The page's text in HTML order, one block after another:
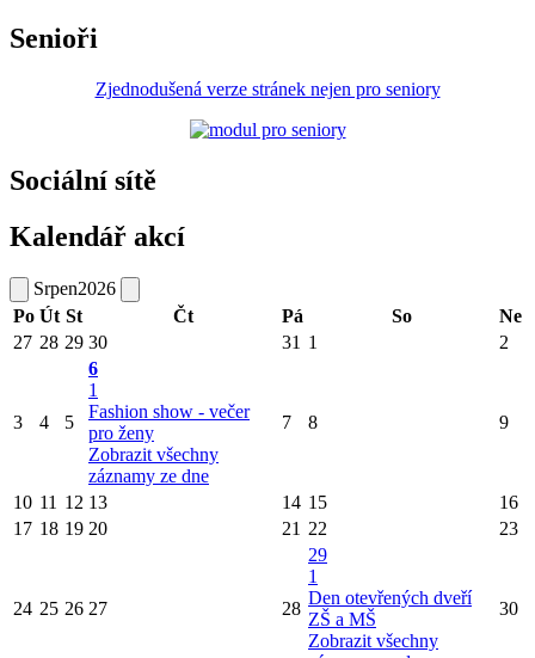
Senioři
Zjednodušená verze stránek nejen pro seniory
Sociální sítě
Kalendář akcí
Srpen2026
Po Út St Čt Pá So
Ne
27 28 29 30 31 1 2
3 4 5
6
1
Fashion show - večer
pro ženy
Zobrazit všechny
záznamy ze dne
7 8 9
10 11 12 13 14 15
16
17 18 19 20 21 22 23
24 25 26 27 28
29
1
Den otevřených dveří
ZŠ a MŠ
Zobrazit všechny
30